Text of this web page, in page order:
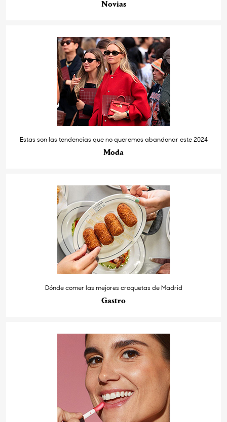
Novias
Estas son las tendencias que no queremos abandonar este 2024
Moda
Dónde comer las mejores croquetas de Madrid
Gastro